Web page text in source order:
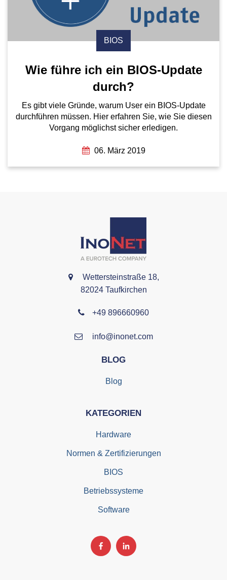
BIOS
Wie führe ich ein BIOS-Update
durch?
Es gibt viele Gründe, warum User ein BIOS-Update
durchführen müssen. Hier erfahren Sie, wie Sie diesen
Vorgang möglichst sicher erledigen.
06. März 2019
Wettersteinstraße 18,
82024 Taufkirchen
+49 896660960
info@inonet.com
BLOG
Blog
KATEGORIEN
Hardware
Normen & Zertifizierungen
BIOS
Betriebssysteme
Software